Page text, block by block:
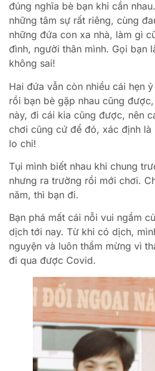
đúng nghĩa bè bạn khi cần
những tâm sự rất riêng, cùng
những đứa con xa nhà, làm gì
đình, người thân mình. Gọi bạn
không sai!
Hai đứa vẫn còn nhiều cái hẹn
rồi bạn bè gặp nhau cũng
này, đi cái kia cũng được, nên
chơi cũng cứ để đó, xác định là
lo chi!
Tụi mình biết nhau khi chung
nhưng ra trường rồi mới chơi.
năm, thì bạn đi.
Bạn phá mất cái nỗi vui ngầm
dịch tới nay. Từ khi có dịch,
nguyện và luôn thầm mừng vì
đi qua được Covid.